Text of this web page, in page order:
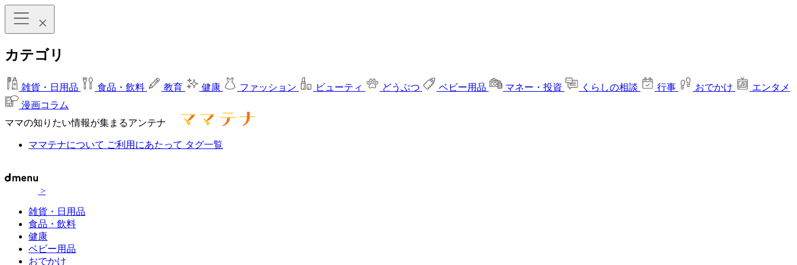
カテゴリ
雑貨・日用品 食品・飲料 教育 健康 ファッション ビューティ どうぶつ ベビー用品 マネー・投資 くらしの相談 行事 おでかけ
エンタメ
漫画コラム
ママの知りたい情報が集まるアンテナ
ママテナについて ご利用にあたって タグ一覧
>
雑貨・日用品
食品・飲料
健康
ベビー用品
おでかけ